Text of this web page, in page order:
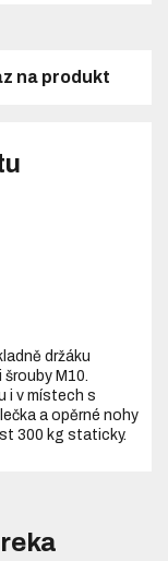
na produkt
držáku
M10.
i v místech s
a opěrné nohy
300 kg staticky.